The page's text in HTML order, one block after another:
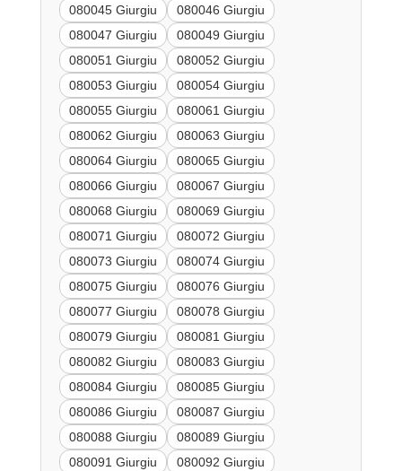
080045 Giurgiu
080046 Giurgiu
080047 Giurgiu
080049 Giurgiu
080051 Giurgiu
080052 Giurgiu
080053 Giurgiu
080054 Giurgiu
080055 Giurgiu
080061 Giurgiu
080062 Giurgiu
080063 Giurgiu
080064 Giurgiu
080065 Giurgiu
080066 Giurgiu
080067 Giurgiu
080068 Giurgiu
080069 Giurgiu
080071 Giurgiu
080072 Giurgiu
080073 Giurgiu
080074 Giurgiu
080075 Giurgiu
080076 Giurgiu
080077 Giurgiu
080078 Giurgiu
080079 Giurgiu
080081 Giurgiu
080082 Giurgiu
080083 Giurgiu
080084 Giurgiu
080085 Giurgiu
080086 Giurgiu
080087 Giurgiu
080088 Giurgiu
080089 Giurgiu
080091 Giurgiu
080092 Giurgiu